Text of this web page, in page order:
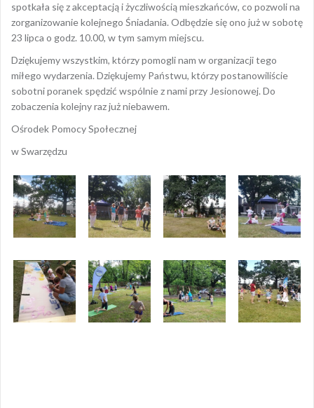
spotkała się z akceptacją i życzliwością mieszkańców, co pozwoli na
zorganizowanie kolejnego Śniadania. Odbędzie się ono już w sobotę
23 lipca o godz. 10.00, w tym samym miejscu.
Dziękujemy wszystkim, którzy pomogli nam w organizacji tego
miłego wydarzenia. Dziękujemy Państwu, którzy postanowiliście
sobotni poranek spędzić wspólnie z nami przy Jesionowej. Do
zobaczenia kolejny raz już niebawem.
Ośrodek Pomocy Społecznej
w Swarzędzu